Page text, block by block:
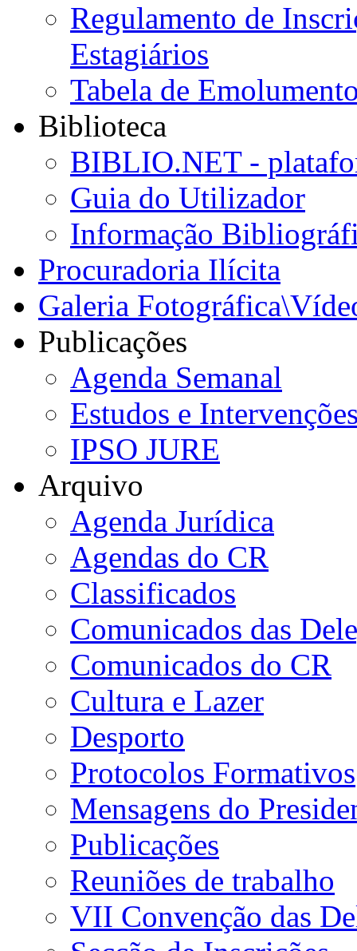
Regulamento de
Estagiários
Tabela de
Biblioteca
BIBLIO.NET -
Guia do Utilizador
Informação
Procuradoria Ilícita
Galeria
Publicações
Agenda Semanal
Estudos e
IPSO JURE
Arquivo
Agenda Jurídica
Agendas do CR
Classificados
Comunicados das
Comunicados do CR
Cultura e Lazer
Desporto
Protocolos Formativos
Mensagens do
Publicações
Reuniões de trabalho
VII Convenção das